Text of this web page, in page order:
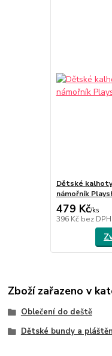
Dětské
námořník
479 Kč/ks
396 Kč bez DPH
Zboží zařazeno v
Oblečení do deště
Dětské bundy a